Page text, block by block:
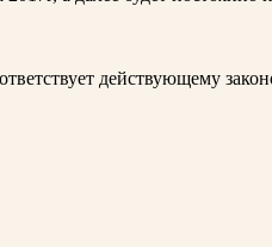
действующему